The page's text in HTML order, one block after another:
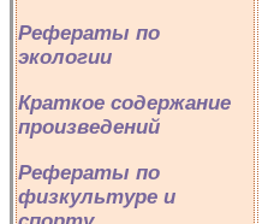
Рефераты по
экологии
Краткое содержание
произведений
Рефераты по
физкультуре и